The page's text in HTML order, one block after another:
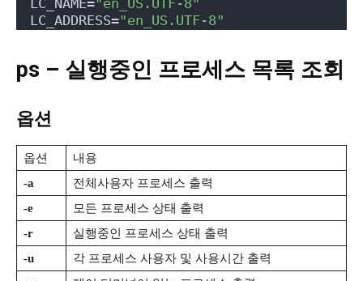
LC_NAME="en_US.UTF-8"
LC_ADDRESS="en_US.UTF-8"
ps – 실행중인 프로세스 목록 조회
옵션
옵션
내용
-a
전체사용자 프로세스 출력
-e
모든 프로세스 상태 출력
-r
실행중인 프로세스 상태 출력
-u
각 프로세스 사용자 및 사용시간 출력